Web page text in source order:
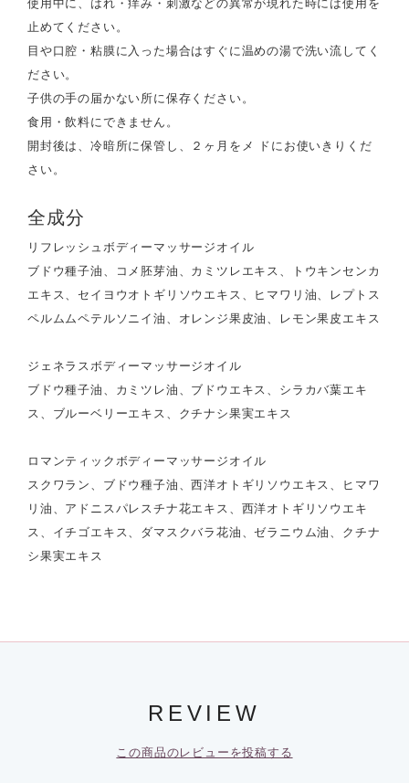
使用中に、はれ・痒み・刺激などの異常が現れた時には使用を
止めてください。
目や口腔・粘膜に入った場合はすぐに温めの湯で洗い流してく
ださい。
子供の手の届かない所に保存ください。
食用・飲料にできません。
開封後は、冷暗所に保管し、２ヶ月をメ ドにお使いきりくだ
さい。
全成分
リフレッシュボディーマッサージオイル
ブドウ種子油、コメ胚芽油、カミツレエキス、トウキンセンカ
エキス、セイヨウオトギリソウエキス、ヒマワリ油、レプトス
ペルムムペテルソニイ油、オレンジ果皮油、レモン果皮エキス
ジェネラスボディーマッサージオイル
ブドウ種子油、カミツレ油、ブドウエキス、シラカバ葉エキ
ス、ブルーベリーエキス、クチナシ果実エキス
ロマンティックボディーマッサージオイル
スクワラン、ブドウ種子油、西洋オトギリソウエキス、ヒマワ
リ油、アドニスパレスチナ花エキス、西洋オトギリソウエキ
ス、イチゴエキス、ダマスクバラ花油、ゼラニウム油、クチナ
シ果実エキス
REVIEW
この商品のレビューを投稿する